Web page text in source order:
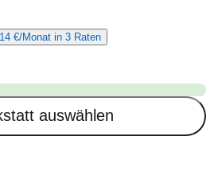
€/Monat in 3 Raten
auswählen